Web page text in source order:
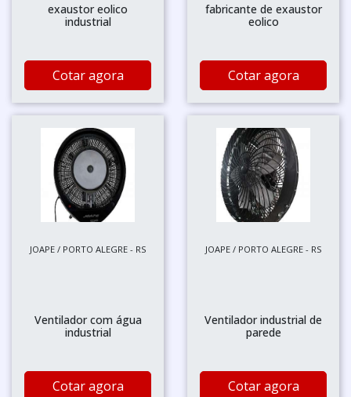
exaustor eolico
industrial
Cotar agora
fabricante de exaustor
eolico
Cotar agora
JOAPE / PORTO ALEGRE - RS
Ventilador com água
industrial
Cotar agora
JOAPE / PORTO ALEGRE - RS
Ventilador industrial de
parede
Cotar agora